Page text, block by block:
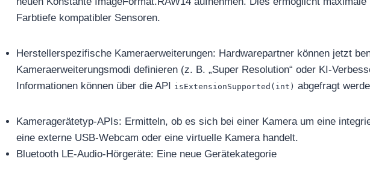
Farbtiefe kompatibler Sensoren.
Herstellerspezifische Kameraerweiterungen: Hardwarepartner können jetzt
Kameraerweiterungsmodi definieren (z. B. „Super Resolution“ oder KI-
Informationen können über die API isExtensionSupported(int) abgefragt
Kameragerätetyp-APIs: Ermitteln, ob es sich bei einer Kamera um eine
eine externe USB-Webcam oder eine virtuelle Kamera handelt.
Bluetooth LE-Audio-Hörgeräte: Eine neue Gerätekategorie